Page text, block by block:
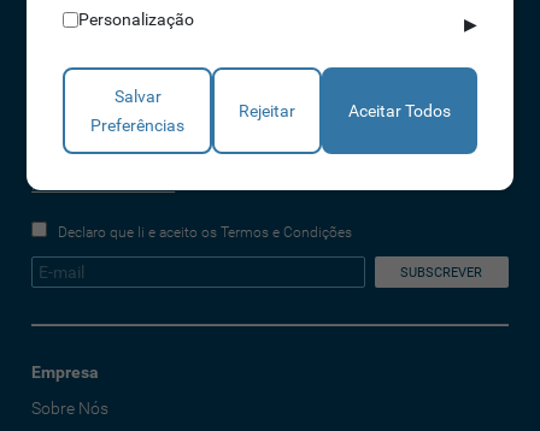
REDES SOCIAIS
A IDONIC assegura que os dados fornecidos são apenas tratados pela
empresa, de forma segura e confidencial. Mais informações referentes à
Política de Privacidade
Declaro que li e aceito os Termos e Condições
Empresa
Sobre Nós
Personalização ▶
Salvar
Preferências
Rejeitar Aceitar Todos